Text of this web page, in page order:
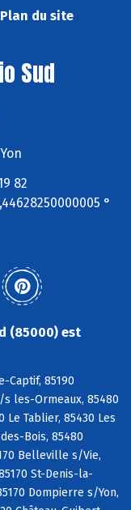
Plan du site
Sud
82
°
(85000) est
Captif, 85190
s les-Ormeaux, 85480
Le Tablier, 85430 Les
Bois, 85480
Belleville s/Vie,
St-Denis-la-
Dompierre s/Yon,